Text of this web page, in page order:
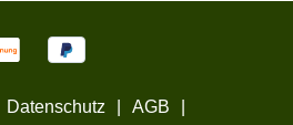
Datenschutz AGB